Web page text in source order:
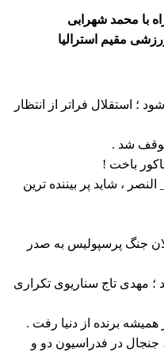
با محمد شهرابی
مقیم استرالیا
استقلال فراتر از انتظار
شد .
باخت !
، شاید پر بیننده ترین
جنگ پرسپولیس به صدر
؛ مهدی تاج سناریوی تکراری
برنده از دنیا رفت .
جنجال در فدراسیون دو و